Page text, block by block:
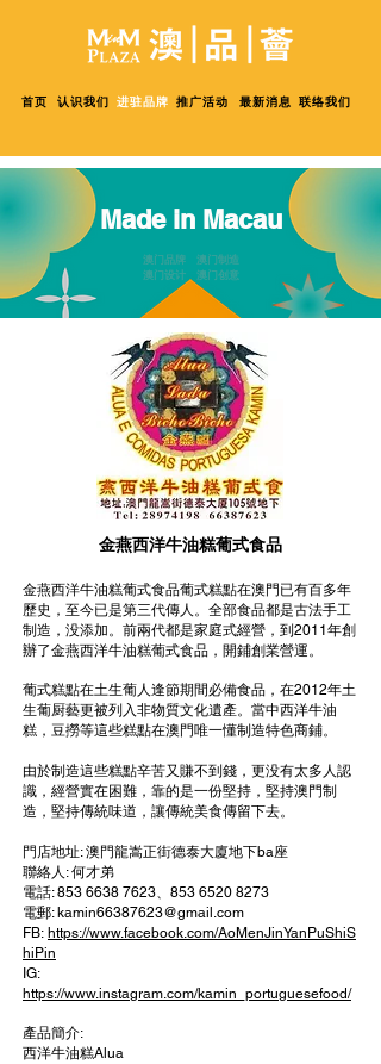
首页 认识我们 进驻品牌 推广活动 最新消息 联络我们
Made in Macau
澳门品牌 澳门制造
澳门设计 澳门创意
金燕西洋牛油糕葡式食品
金燕西洋牛油糕葡式食品葡式糕點在澳門已有百多年
歷史，至今已是第三代傳人。全部食品都是古法手工
制造，没添加。前兩代都是家庭式經營，到2011年創
辦了金燕西洋牛油糕葡式食品，開鋪創業營運。
葡式糕點在土生葡人逢節期間必備食品，在2012年土
生葡厨藝更被列入非物質文化遺產。當中西洋牛油
糕，豆撈等這些糕點在澳門唯一懂制造特色商鋪。
由於制造這些糕點辛苦又賺不到錢，更没有太多人認
識，經營實在困難，靠的是一份堅持，堅持澳門制
造，堅持傳統味道，讓傳統美食傳留下去。
門店地址: 澳門龍嵩正街德泰大廈地下ba座
聯絡人: 何才弟
電話: 853 6638 7623、853 6520 8273
電郵: kamin66387623@gmail.com
FB: https://www.facebook.com/AoMenJinYanPuShiS
hiPin
IG:
https://www.instagram.com/kamin_portuguesefood/
產品簡介:
西洋牛油糕Alua